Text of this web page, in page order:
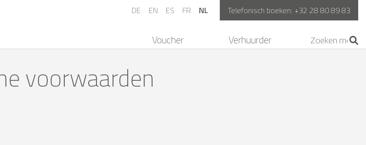
DE EN ES FR NL Telefonisch boeken: +32 28 80 89 83
Voucher Verhuurder
voorwaarden